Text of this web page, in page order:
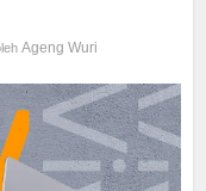
Ageng Wuri